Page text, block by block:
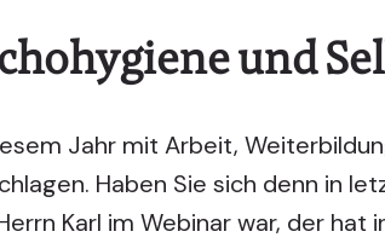
und
Jahr mit Arbeit,
Haben Sie sich denn in
Karl im Webinar war, der hat